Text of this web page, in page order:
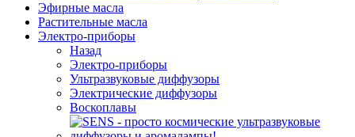
Эфирные масла
Растительные масла
Электро-приборы
Назад
Электро-приборы
Ультразвуковые диффузоры
Электрические диффузоры
Воскоплавы